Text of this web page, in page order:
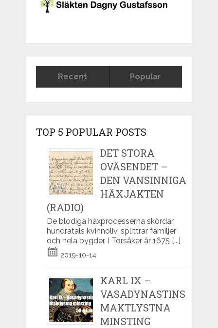
Recent Popular
TOP 5 POPULAR POSTS
DET STORA
OVÄSENDET –
DEN VANSINNIGA
HÄXJAKTEN
(RADIO)
De blodiga häxprocesserna skördar
hundratals kvinnoliv, splittrar familjer
och hela bygder. I Torsåker år 1675 [...]
2019-10-14
KARL IX –
VASADYNASTINS
MAKTLYSTNA
MINSTING